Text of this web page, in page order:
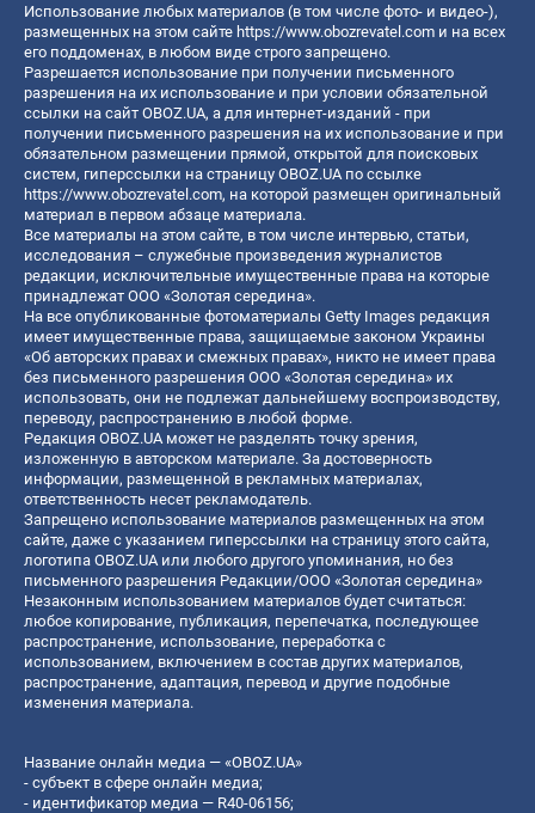
Использование любых материалов (в том числе фото- и видео-),
размещенных на этом сайте https://www.obozrevatel.com и на всех
его поддоменах, в любом виде строго запрещено.
Разрешается использование при получении письменного
разрешения на их использование и при условии обязательной
ссылки на сайт OBOZ.UA, а для интернет-изданий - при
получении письменного разрешения на их использование и при
обязательном размещении прямой, открытой для поисковых
систем, гиперссылки на страницу OBOZ.UA по ссылке
https://www.obozrevatel.com, на которой размещен оригинальный
материал в первом абзаце материала.
Все материалы на этом сайте, в том числе интервью, статьи,
исследования – служебные произведения журналистов
редакции, исключительные имущественные права на которые
принадлежат ООО «Золотая середина».
На все опубликованные фотоматериалы Getty Images редакция
имеет имущественные права, защищаемые законом Украины
«Об авторских правах и смежных правах», никто не имеет права
без письменного разрешения ООО «Золотая середина» их
использовать, они не подлежат дальнейшему воспроизводству,
переводу, распространению в любой форме.
Редакция OBOZ.UA может не разделять точку зрения,
изложенную в авторском материале. За достоверность
информации, размещенной в рекламных материалах,
ответственность несет рекламодатель.
Запрещено использование материалов размещенных на этом
сайте, даже с указанием гиперссылки на страницу этого сайта,
логотипа OBOZ.UA или любого другого упоминания, но без
письменного разрешения Редакции/ООО «Золотая середина»
Незаконным использованием материалов будет считаться:
любое копирование, публикация, перепечатка, последующее
распространение, использование, переработка с
использованием, включением в состав других материалов,
распространение, адаптация, перевод и другие подобные
изменения материала.
Название онлайн медиа — «OBOZ.UA»
- субъект в сфере онлайн медиа;
- идентификатор медиа — R40-06156;